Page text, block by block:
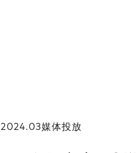
2024.03媒体投放​